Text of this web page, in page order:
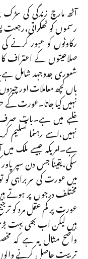
آٹھ مارچ زندگی کی سڑک
رسموں کو ٹھکراتی،رجعت
رکاوٹوں کو عبور کرنے
صلاحیتوں کے اعتراف
شعوری جدوجہد شامل
ہاں کچھ معاملات اور چیزوں
نہیں کیا جاتا۔عورت
غلبے میں ہے۔بات صرف
نہیں،اسے رہنما تسلیم
ہے۔امریکہ جیسے ملک
سکی،یقیناً جس دن سپر
میں عورت کی سربراہی کو
مختلف درجوں پر
عورت پر کم عقل مرد کو
ہیں لیکن اب بھی بہت
واضح مثال یہ ہے کہ
تربیت حاصل کرنے والوں